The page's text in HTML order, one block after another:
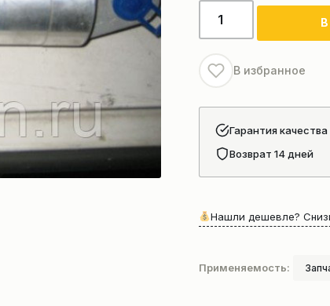
Количество
товара
блокировки
моста
крана
В избранное
Гарантия качества
Возврат 14 дней
Нашли дешевле?
Применяемость: